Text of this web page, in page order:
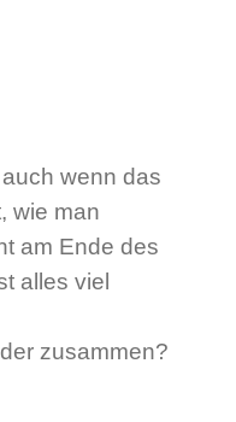
wenn das
wie man
am Ende des
alles viel
zusammen?